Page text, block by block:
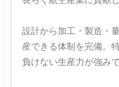
設計から加工・製造・
産できる体制を完備。
負けない生産力が強みで